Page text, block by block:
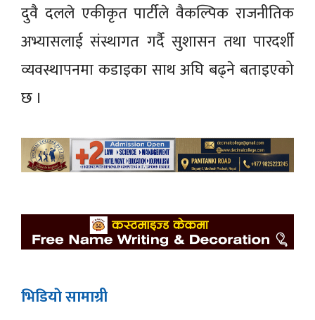
दुवै दलले एकीकृत पार्टीले वैकल्पिक राजनीतिक
अभ्यासलाई संस्थागत गर्दै सुशासन तथा पारदर्शी
व्यवस्थापनमा कडाइका साथ अघि बढ्ने बताइएको
छ ।
भिडियाे सामाग्री